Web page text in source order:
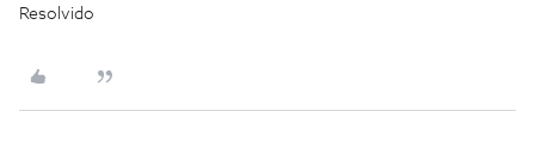
Resolvido